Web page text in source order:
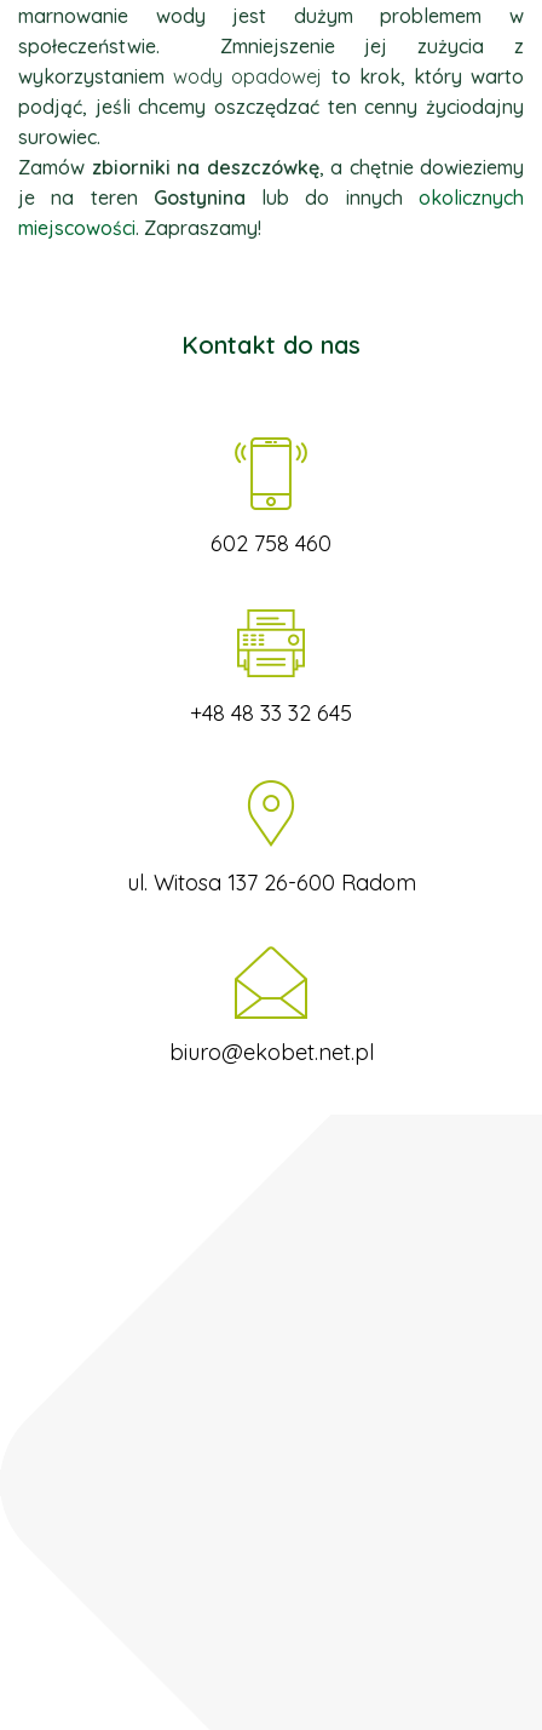
marnowanie wody jest dużym problemem w
społeczeństwie. Zmniejszenie jej zużycia z
wykorzystaniemwody opadowej to krok, który warto
podjąć, jeśli chcemy oszczędzać ten cenny życiodajny
surowiec.
Zamów zbiorniki na deszczówkę, a chętnie dowieziemy
je na teren Gostynina lub do innych okolicznych
miejscowości. Zapraszamy!
Kontakt do nas
602 758 460
+48 48 33 32 645
ul. Witosa 137 26-600 Radom
biuro@ekobet.net.pl